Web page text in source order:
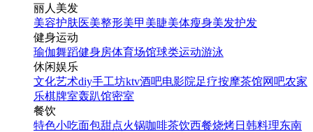
丽人美发
美容护肤医美整形美甲美睫美体瘦身美发护发
健身运动
瑜伽舞蹈健身房体育场馆球类运动游泳
休闲娱乐
文化艺术diy手工坊ktv酒吧电影院足疗按摩茶馆网吧农家
乐棋牌室轰趴馆密室
餐饮
特色小吃面包甜点火锅咖啡茶饮西餐烧烤日韩料理东南